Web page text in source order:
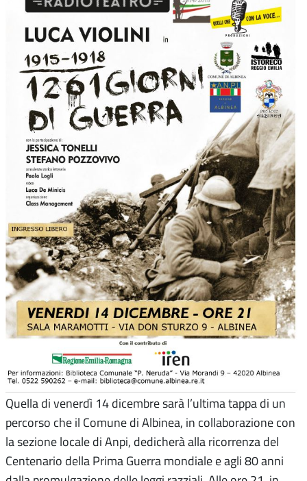
Quella di venerdì 14 dicembre sarà l’ultima tappa di un
percorso che il Comune di Albinea, in collaborazione con
la sezione locale di Anpi, dedicherà alla ricorrenza del
Centenario della Prima Guerra mondiale e agli 80 anni